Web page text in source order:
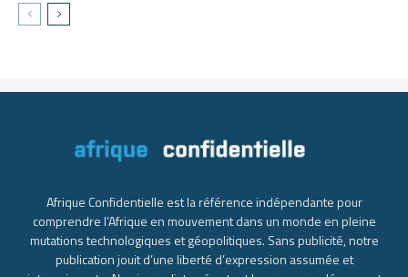
Afrique Confidentielle est la référence indépendante pour
comprendre l’Afrique en mouvement dans un monde en pleine
mutations technologiques et géopolitiques. Sans publicité, notre
publication jouit d’une liberté d’expression assumée et